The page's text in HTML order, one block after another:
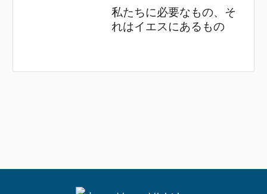
私たちに必要なもの、そ
れはイエスにあるもの